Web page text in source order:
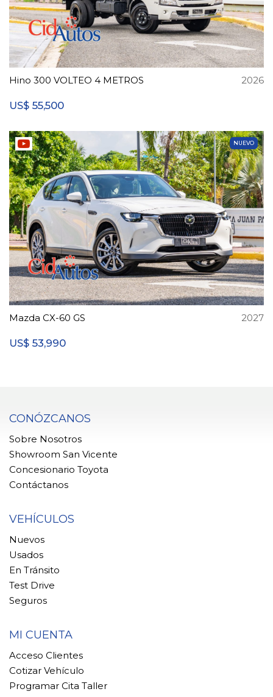
Hino 300 VOLTEO 4 METROS 2026
US$ 55,500
NUEVO
Mazda CX-60 GS 2027
US$ 53,990
CONÓZCANOS
Sobre Nosotros
Showroom San Vicente
Concesionario Toyota
Contáctanos
VEHÍCULOS
Nuevos
Usados
En Tránsito
Test Drive
Seguros
MI CUENTA
Acceso Clientes
Cotizar Vehículo
Programar Cita Taller